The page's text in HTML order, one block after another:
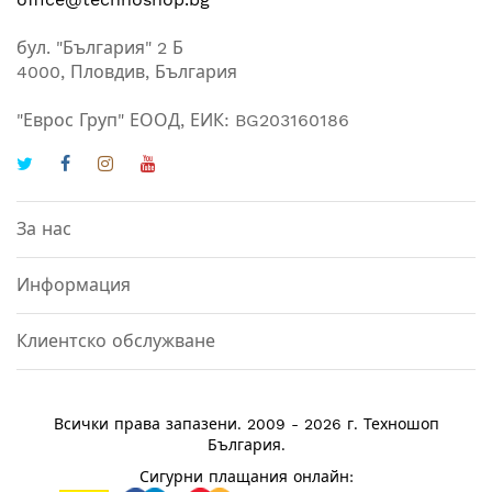
бул. "България" 2 Б
4000, Пловдив, България
"Еврос Груп" ЕООД, ЕИК: BG203160186
За нас
Информация
Клиентско обслужване
Всички права запазени. 2009 - 2026 г. Техношоп
България.
Сигурни плащания онлайн: